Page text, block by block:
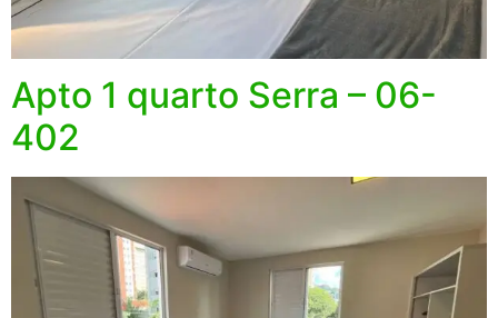
Apto 1 quarto Serra – 06-
402